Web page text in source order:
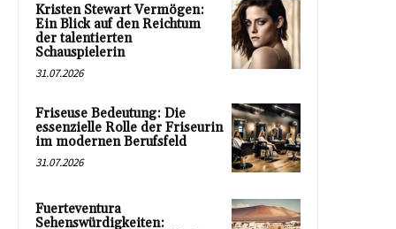
Kristen Stewart Vermögen:
Ein Blick auf den Reichtum
der talentierten
Schauspielerin
31.07.2026
Friseuse Bedeutung: Die
essenzielle Rolle der Friseurin
im modernen Berufsfeld
31.07.2026
Fuerteventura
Sehenswürdigkeiten: